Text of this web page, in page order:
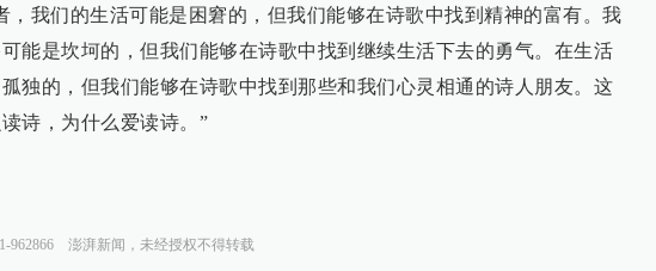
，我们的生活可能是困窘的，但我们能够在诗歌中找到精神的富有。我
能是坎坷的，但我们能够在诗歌中找到继续生活下去的勇气。在生活
独的，但我们能够在诗歌中找到那些和我们心灵相通的诗人朋友。这
诗，为什么爱读诗。”
962866
澎湃新闻，未经授权不得转载